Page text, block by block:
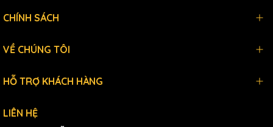
CHÍNH SÁCH
VỀ CHÚNG TÔI
HỖ TRỢ KHÁCH HÀNG
LIÊN HỆ